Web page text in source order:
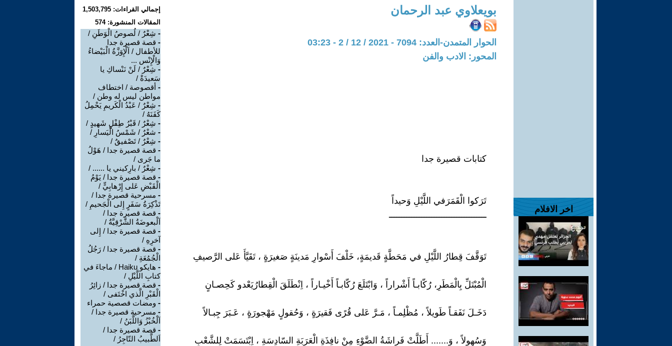
اخر الافلام
بويعلاوي عبد الرحمان
الحوار المتمدن-العدد: 7094 - 2021 / 12 / 2 - 03:23
المحور: الادب والفن
كتابات قصيرة جدا
تَرَكوا الْقَمَرَفي اللَّيْلِ وَحيداً
ـــــــــــــــــــــــــــــــــــــــ
تَوَقَّفَ قِطارُ اللَّيْلِ في مَحَطَّةٍ قَديمَةٍ، خَلْفَ أَسْوارِ مَدينَةٍ صَغيرَةٍ ، تَقَيَّأَ عَلى الرَّصيفِ
الْمُبْتَلِّ بِالْمَطَرِ، رُكّابـاً أَشْراراً ، وَابْتَلَعَ رُكّابـاً أَخْيـاراً ، اِنْطَلَقَ الْقِطارُيَعْدو كَحِصـانٍ
دَخَـلَ نَفَقـاً طَويلاً ، مُظْلِمـاً ، مَـرَّ عَلى قُرًى فَقيرَةٍ ، وَحُقولٍ مَهْجورَةٍ ، عَـبَرَ جِبـالاً
وَسُهولاً ، وَ....... أَطَلَّتْ فَراشَةُ الضَّوْءِ مِنْ نافِذَةِ الْعَرَبَةِ السّادِسَةِ ، اِبْتَسَمَتْ لِلشَّعْبِ
إجمالي القراءات: 1,503,795
المقالات المنشورة: 574
- شِعْرٌ / لُصوصُ الْوَطَنِ /
- قصة قصيرة جدا
للأطفال / اَلْإِوَزَّةُ الْبَيْضاءُ
وَالْإِنْس ...
- شِعْرٌ / لَنْ نَنْساكِ يا
سَعيدَةْ /
- أقصوصة / اختطاف
مواطن ليس له وطن /
- شِعْرٌ / عَبْدُ الْكَريمِ يَحْمِلُ
كَفَنَهُ /
- شِعْرٌ / قَبْرُ طِفْلٍ شَهيدٍ /
- شعْرٌ / شَمْسُ الْيَسارِ /
- شِعْرٌ / تَصْفيقٌ /
- قصة قصيرة جدا / هَوْلُ
ما جَرى /
- شِعْرٌ / بارِكيني يا ...... /
- قصة قصيرة جدا / يَوْمُ
الْقَبْضِ عَلى إِرْهابِيٍّ /
- مسرحية قصيرة جدا /
تَذْكِرَةُ سَفَرٍ إِلى الْجَحيمِ /
- قصة قصيرة جدا /
اَلْبعوضَةُ الشَّرْقِيَّةُ /
- قصة قصيرة جدا / إِلى
آخرِهِ /
- قصة قصيرة جدا / رَجُلُ
الْجُمُعَةِ /
-
هايكو Haiku / ماجاءَ في
كتابِ اللَّيْلِ /
- قصة قصيرة جدا / زائِرُ
الْقَبْرِ الَّذي اخْتَفى /
- ومضات قصصية حمراء
- مسرحية قصيرة جدا /
اَلْخُبْزُ وَاللَّبَنُ /
- قصة قصيرة جدا /
اَلطَّبيبُ التّاجِرُ /